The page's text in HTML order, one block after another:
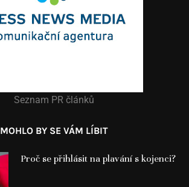
Seznam PR článků
MOHLO BY SE VÁM LÍBIT
Proč se přihlásit na plavání s kojenci?